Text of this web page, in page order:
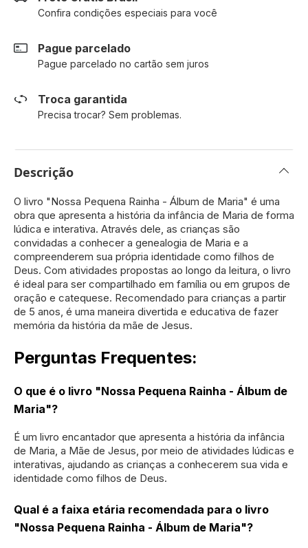
Confira condições especiais para você
Pague parcelado
Pague parcelado no cartão sem juros
Troca garantida
Precisa trocar? Sem problemas.
Descrição
O livro "Nossa Pequena Rainha - Álbum de Maria" é uma
obra que apresenta a história da infância de Maria de forma
lúdica e interativa. Através dele, as crianças são
convidadas a conhecer a genealogia de Maria e a
compreenderem sua própria identidade como filhos de
Deus. Com atividades propostas ao longo da leitura, o livro
é ideal para ser compartilhado em família ou em grupos de
oração e catequese. Recomendado para crianças a partir
de 5 anos, é uma maneira divertida e educativa de fazer
memória da história da mãe de Jesus.
Perguntas Frequentes:
O que é o livro "Nossa Pequena Rainha - Álbum de
Maria"?
É um livro encantador que apresenta a história da infância
de Maria, a Mãe de Jesus, por meio de atividades lúdicas e
interativas, ajudando as crianças a conhecerem sua vida e
identidade como filhos de Deus.
Qual é a faixa etária recomendada para o livro
"Nossa Pequena Rainha - Álbum de Maria"?